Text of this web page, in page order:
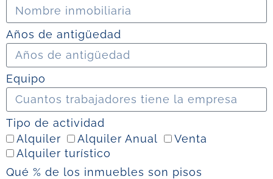
Años de antigüedad
Equipo
Tipo de actividad
Alquiler
Alquiler Anual
Venta
Alquiler turístico
Qué % de los inmuebles son pisos